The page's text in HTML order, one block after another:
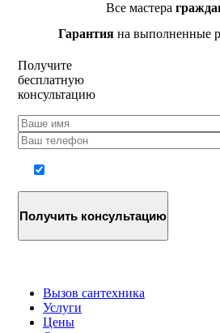
Все мастера
Гарантияна выполненные
Получите
бесплатную
консультацию
Вызов сантехника
Услуги
Цены